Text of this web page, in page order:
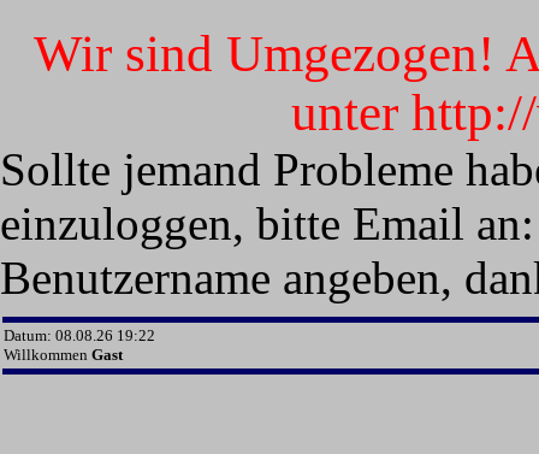
Wir sind Umgezogen!
unter
Sollte jemand Probleme
einzuloggen, bitte Email
Benutzername angeben,
Datum: 08.08.26 19:22
Willkommen Gast